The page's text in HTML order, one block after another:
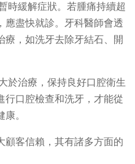
時緩解症狀。若腫痛持續超
應盡快就診。牙科醫師會透
療，如洗牙去除牙結石、開
於治療，保持良好口腔衛生
行口腔檢查和洗牙，才能從
。
顧客信賴，其有諸多方面的